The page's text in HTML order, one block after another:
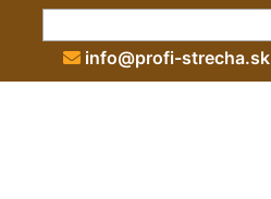
info@profi-strecha.sk